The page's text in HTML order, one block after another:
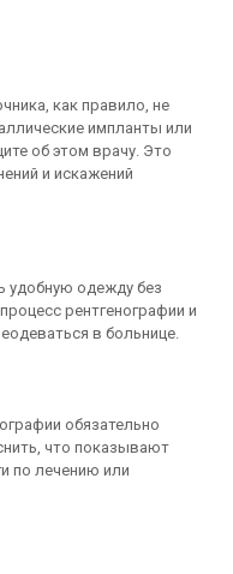
как правило, не
импланты или
об этом врачу. Это
и искажений
удобную одежду без
рентгенографии и
в больнице.
обязательно
что показывают
по лечению или